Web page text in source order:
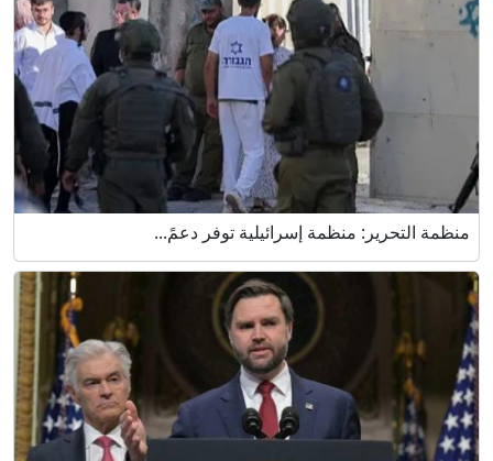
منظمة التحرير: منظمة إسرائيلية توفر دعمً...